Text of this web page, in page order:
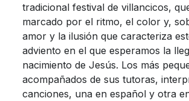
tradicional festival de villancicos,
marcado por el ritmo, el color y,
amor y la ilusión que caracteriza
adviento en el que esperamos la
nacimiento de Jesús. Los más
acompañados de sus tutoras,
canciones, una en español y otra